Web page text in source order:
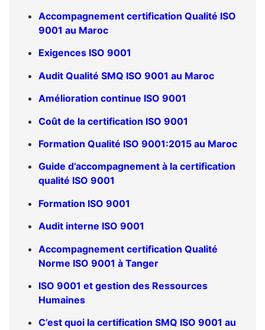
Accompagnement certification Qualité ISO
9001 au Maroc
Exigences ISO 9001
Audit Qualité SMQ ISO 9001 au Maroc
Amélioration continue ISO 9001
Coût de la certification ISO 9001
Formation Qualité ISO 9001:2015 au Maroc
Guide d’accompagnement à la certification
qualité ISO 9001
Formation ISO 9001
Audit interne ISO 9001
Accompagnement certification Qualité
Norme ISO 9001 à Tanger
ISO 9001 et gestion des Ressources
Humaines
C’est quoi la certification SMQ ISO 9001 au